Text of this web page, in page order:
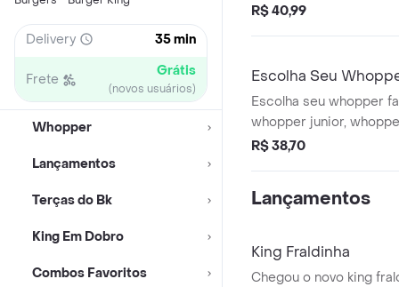
Delivery 35 min
Frete Grátis
(novos usuários)
Whopper
Lançamentos
Terças do Bk
King Em Dobro
Combos Favoritos
queijo derretido, picles,
R$ 40,99
Escolha Seu
Escolha seu whopper
whopper junior,
vegetariano, whopper
acompanham batata
de sabor e perfeita
seu jeito!
R$ 38,70
Lançamentos
King Fraldinha
Chegou o novo king